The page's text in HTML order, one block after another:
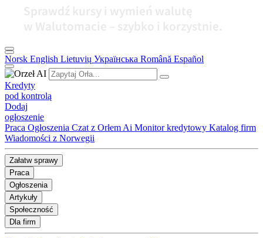
Norsk English Lietuvių Українська Română Español
Kredyty
pod kontrolą
Dodaj
ogłoszenie
Praca Ogłoszenia Czat z Orłem Ai Monitor kredytowy Katalog firm
Wiadomości z Norwegii
Załatw sprawy
Praca
Ogłoszenia
Artykuły
Społeczność
Dla firm